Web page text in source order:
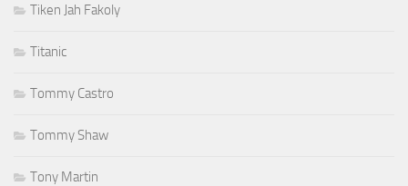
Tiken Jah Fakoly
Titanic
Tommy Castro
Tommy Shaw
Tony Martin